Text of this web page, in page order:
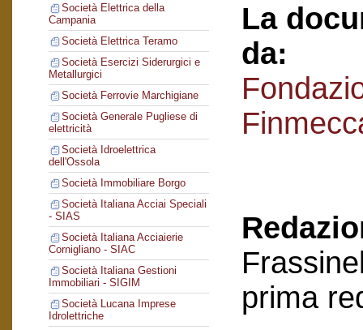
Società Elettrica della
Campania
Società Elettrica Teramo
Società Esercizi Siderurgici e
Metallurgici
Società Ferrovie Marchigiane
Società Generale Pugliese di
elettricità
Società Idroelettrica
dell'Ossola
Società Immobiliare Borgo
Società Italiana Acciai Speciali
- SIAS
Società Italiana Acciaierie
Cornigliano - SIAC
Società Italiana Gestioni
Immobiliari - SIGIM
Società Lucana Imprese
Idrolettriche
La
da:
prima